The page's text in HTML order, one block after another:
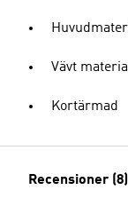
Vävt
Kortärmad
Recensioner (8)